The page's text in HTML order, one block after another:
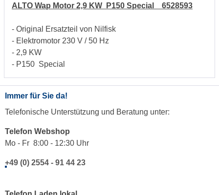
ALTO Wap Motor 2,9 KW P150 Special 6528593
- Original Ersatzteil von Nilfisk
- Elektromotor 230 V / 50 Hz
- 2,9 KW
- P150 Special
Immer für Sie da!
Telefonische Unterstützung und Beratung unter:
Telefon Webshop
Mo - Fr 8:00 - 12:30 Uhr
+49 (0) 2554 - 91 44 23